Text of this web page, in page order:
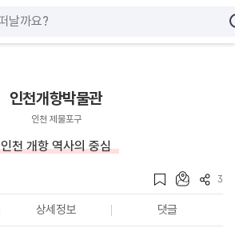
인천개항박물관
인천 제물포구
인천 개항 역사의 중심
3
상세정보 댓글